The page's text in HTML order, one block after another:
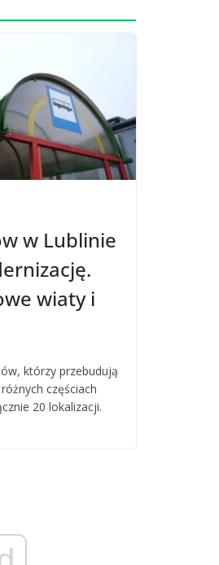
w Lublinie
wiaty i
którzy przebudują
częściach
20 lokalizacji.